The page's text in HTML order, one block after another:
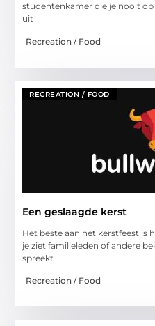
studentenkamer die je nooit
uit
Recreation / Food
RECREATION / FOOD
Een geslaagde kerst
Het beste aan het kerstfeest is
je ziet familieleden of andere
spreekt
Recreation / Food